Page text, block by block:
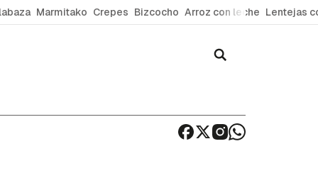
Marmitako Crepes Bizcocho Arroz con leche Lentejas